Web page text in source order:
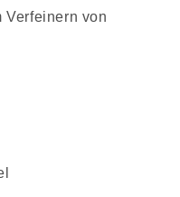
Verfeinern von